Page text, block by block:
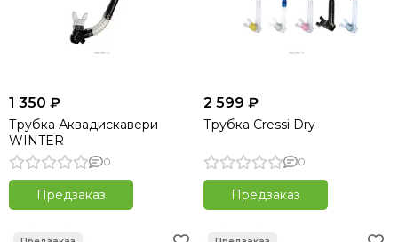
1 350 ₽
Трубка Аквадискавери
WINTER
0
Предзаказ
2 599 ₽
Трубка Cressi Dry
0
Предзаказ